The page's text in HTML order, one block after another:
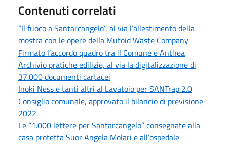
Contenuti correlati
“Il fuoco a Santarcangelo”, al via l’allestimento della
mostra con le opere della Mutoid Waste Company
Firmato l’accordo quadro tra il Comune e Anthea
Archivio pratiche edilizie, al via la digitalizzazione di
37.000 documenti cartacei
Inoki Ness e tanti altri al Lavatoio per SANTrap 2.0
Consiglio comunale, approvato il bilancio di previsione
2022
Le “1.000 lettere per Santarcangelo” consegnate alla
casa protetta Suor Angela Molari e all’ospedale